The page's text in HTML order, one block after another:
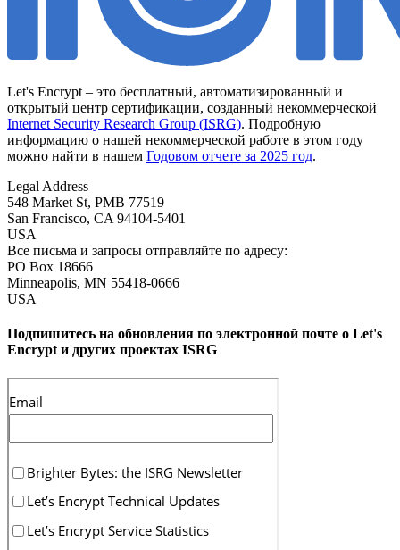
Let's Encrypt – это бесплатный, автоматизированный и
открытый центр сертификации, созданный некоммерческой
Internet Security Research Group (ISRG). Подробную
информацию о нашей некоммерческой работе в этом году
можно найти в нашем Годовом отчете за 2025 год.
Legal Address
548 Market St, PMB 77519
San Francisco, CA 94104-5401
USA
Все письма и запросы отправляйте по адресу:
PO Box 18666
Minneapolis, MN 55418-0666
USA
Подпишитесь на обновления по электронной почте о Let's
Encrypt и других проектах ISRG